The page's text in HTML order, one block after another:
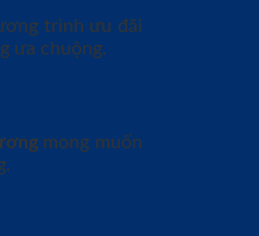
trình ưu đãi
ưa chuộng.
mong muốn